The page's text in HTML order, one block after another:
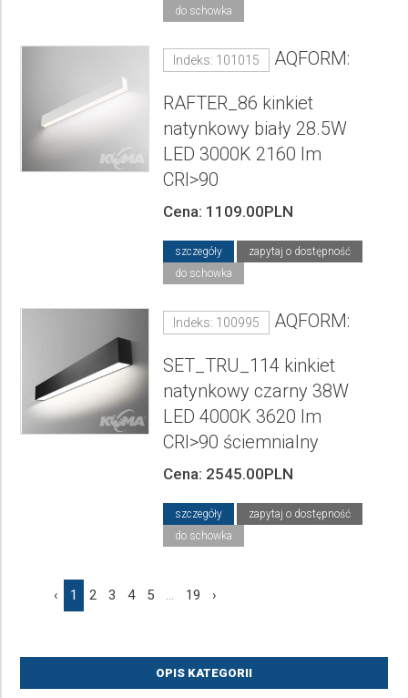
do schowka
Indeks: 101015 AQFORM:
RAFTER_86 kinkiet
natynkowy biały 28.5W
LED 3000K 2160 lm
CRI>90
Cena: 1109.00PLN
szczegóły
zapytaj o dostępność
do schowka
Indeks: 100995 AQFORM:
SET_TRU_114 kinkiet
natynkowy czarny 38W
LED 4000K 3620 lm
CRI>90 ściemnialny
Cena: 2545.00PLN
szczegóły
zapytaj o dostępność
do schowka
‹ 1 2 3 4 5 ... 19 ›
OPIS KATEGORII